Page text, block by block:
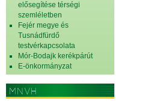
elősegítése térségi
szemléletben
Fejér megye és
Tusnádfürdő
testvérkapcsolata
Mór-Bodajk kerékpárút
E-önkormányzat
MNVH